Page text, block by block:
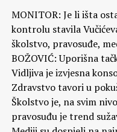
MONITOR: Je li išta
kontrolu stavila
školstvo, pravosuđe,
BOŽOVIĆ: Uporišna
Vidljiva je izvjesna
Zdravstvo tavori u
Školstvo je, na svim
pravosuđu je trend